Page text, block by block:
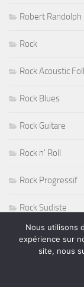
Robert Randolph
Rock
Rock Acoustic
Rock Blues
Rock Guitare
Rock n' Roll
Rock Progressif
Rock Sudiste
Rockabilly
Nous utilisons
expérience sur
site, nous